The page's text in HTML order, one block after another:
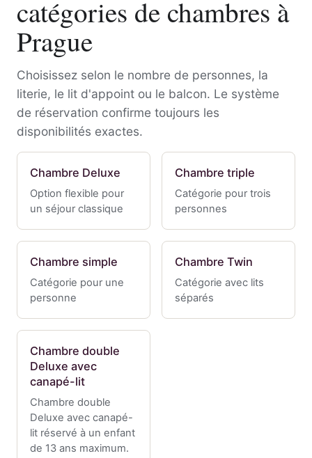
catégories de chambres à
Prague
Choisissez selon le nombre de personnes, la
literie, le lit d'appoint ou le balcon. Le système
de réservation confirme toujours les
disponibilités exactes.
Chambre Deluxe
Option flexible pour
un séjour classique
Chambre triple
Catégorie pour trois
personnes
Chambre simple
Catégorie pour une
personne
Chambre Twin
Catégorie avec lits
séparés
Chambre double
Deluxe avec
canapé-lit
Chambre double
Deluxe avec canapé-
lit réservé à un enfant
de 13 ans maximum.